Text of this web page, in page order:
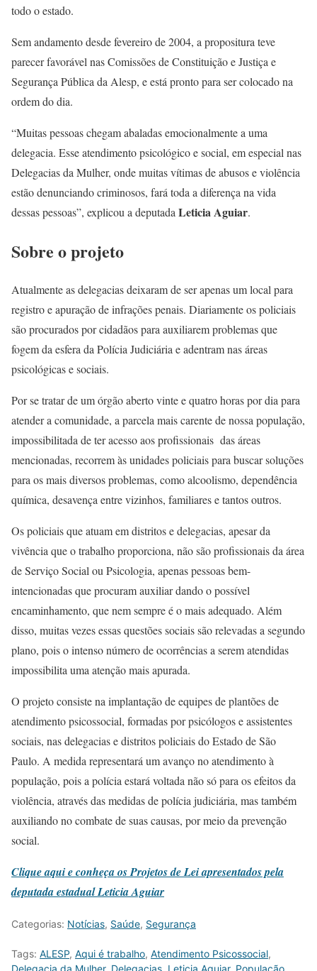
todo o estado.
Sem andamento desde fevereiro de 2004, a propositura teve
parecer favorável nas Comissões de Constituição e Justiça e
Segurança Pública da Alesp, e está pronto para ser colocado na
ordem do dia.
“Muitas pessoas chegam abaladas emocionalmente a uma
delegacia. Esse atendimento psicológico e social, em especial nas
Delegacias da Mulher, onde muitas vítimas de abusos e violência
estão denunciando criminosos, fará toda a diferença na vida
dessas pessoas”, explicou a deputada Leticia Aguiar.
Sobre o projeto
Atualmente as delegacias deixaram de ser apenas um local para
registro e apuração de infrações penais. Diariamente os policiais
são procurados por cidadãos para auxiliarem problemas que
fogem da esfera da Polícia Judiciária e adentram nas áreas
psicológicas e sociais.
Por se tratar de um órgão aberto vinte e quatro horas por dia para
atender a comunidade, a parcela mais carente de nossa população,
impossibilitada de ter acesso aos profissionais das áreas
mencionadas, recorrem às unidades policiais para buscar soluções
para os mais diversos problemas, como alcoolismo, dependência
química, desavença entre vizinhos, familiares e tantos outros.
Os policiais que atuam em distritos e delegacias, apesar da
vivência que o trabalho proporciona, não são profissionais da área
de Serviço Social ou Psicologia, apenas pessoas bem-
intencionadas que procuram auxiliar dando o possível
encaminhamento, que nem sempre é o mais adequado. Além
disso, muitas vezes essas questões sociais são relevadas a segundo
plano, pois o intenso número de ocorrências a serem atendidas
impossibilita uma atenção mais apurada.
O projeto consiste na implantação de equipes de plantões de
atendimento psicossocial, formadas por psicólogos e assistentes
sociais, nas delegacias e distritos policiais do Estado de São
Paulo. A medida representará um avanço no atendimento à
população, pois a polícia estará voltada não só para os efeitos da
violência, através das medidas de polícia judiciária, mas também
auxiliando no combate de suas causas, por meio da prevenção
social.
Clique aqui e conheça os Projetos de Lei apresentados pela
deputada estadual Leticia Aguiar
Categorias: Notícias, Saúde, Segurança
Tags: ALESP, Aqui é trabalho, Atendimento Psicossocial,